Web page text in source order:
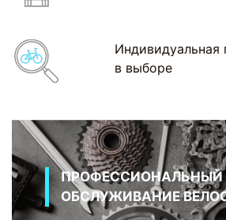
в выборе
ПРОФЕССИОНАЛЬНЫЙ
ОБСЛУЖИВАНИЕ